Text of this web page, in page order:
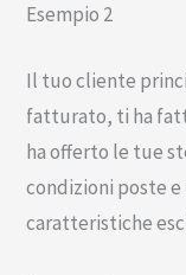
Esempio 2
Il tuo cliente
fatturato, ti ha
ha offerto le tue
condizioni poste
caratteristiche